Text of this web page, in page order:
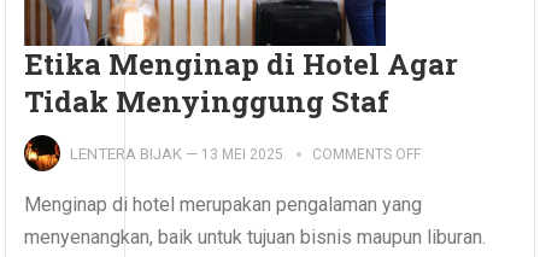
Etika Menginap di Hotel Agar
Tidak Menyinggung Staf
LENTERA BIJAK — 13 MEI 2025 COMMENTS OFF
Menginap di hotel merupakan pengalaman yang
menyenangkan, baik untuk tujuan bisnis maupun liburan.